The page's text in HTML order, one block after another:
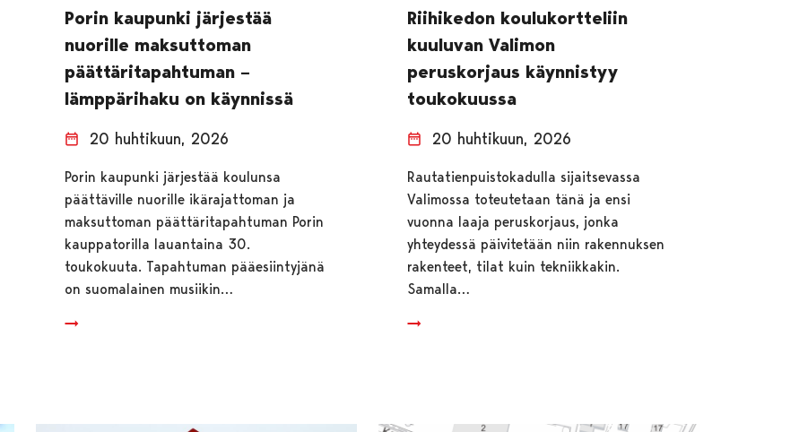
Porin kaupunki järjestää
nuorille maksuttoman
päättäritapahtuman –
lämppärihaku on käynnissä
20 huhtikuun, 2026
Porin kaupunki järjestää koulunsa
päättäville nuorille ikärajattoman ja
maksuttoman päättäritapahtuman Porin
kauppatorilla lauantaina 30.
toukokuuta. Tapahtuman pääesiintyjänä
on suomalainen musiikin…
Riihikedon koulukortteliin
kuuluvan Valimon
peruskorjaus käynnistyy
toukokuussa
20 huhtikuun, 2026
Rautatienpuistokadulla sijaitsevassa
Valimossa toteutetaan tänä ja ensi
vuonna laaja peruskorjaus, jonka
yhteydessä päivitetään niin rakennuksen
rakenteet, tilat kuin tekniikkakin.
Samalla…